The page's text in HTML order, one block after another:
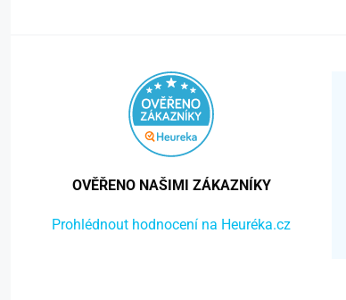
OVĚŘENO NAŠIMI ZÁKAZNÍKY
Prohlédnout hodnocení na Heuréka.cz